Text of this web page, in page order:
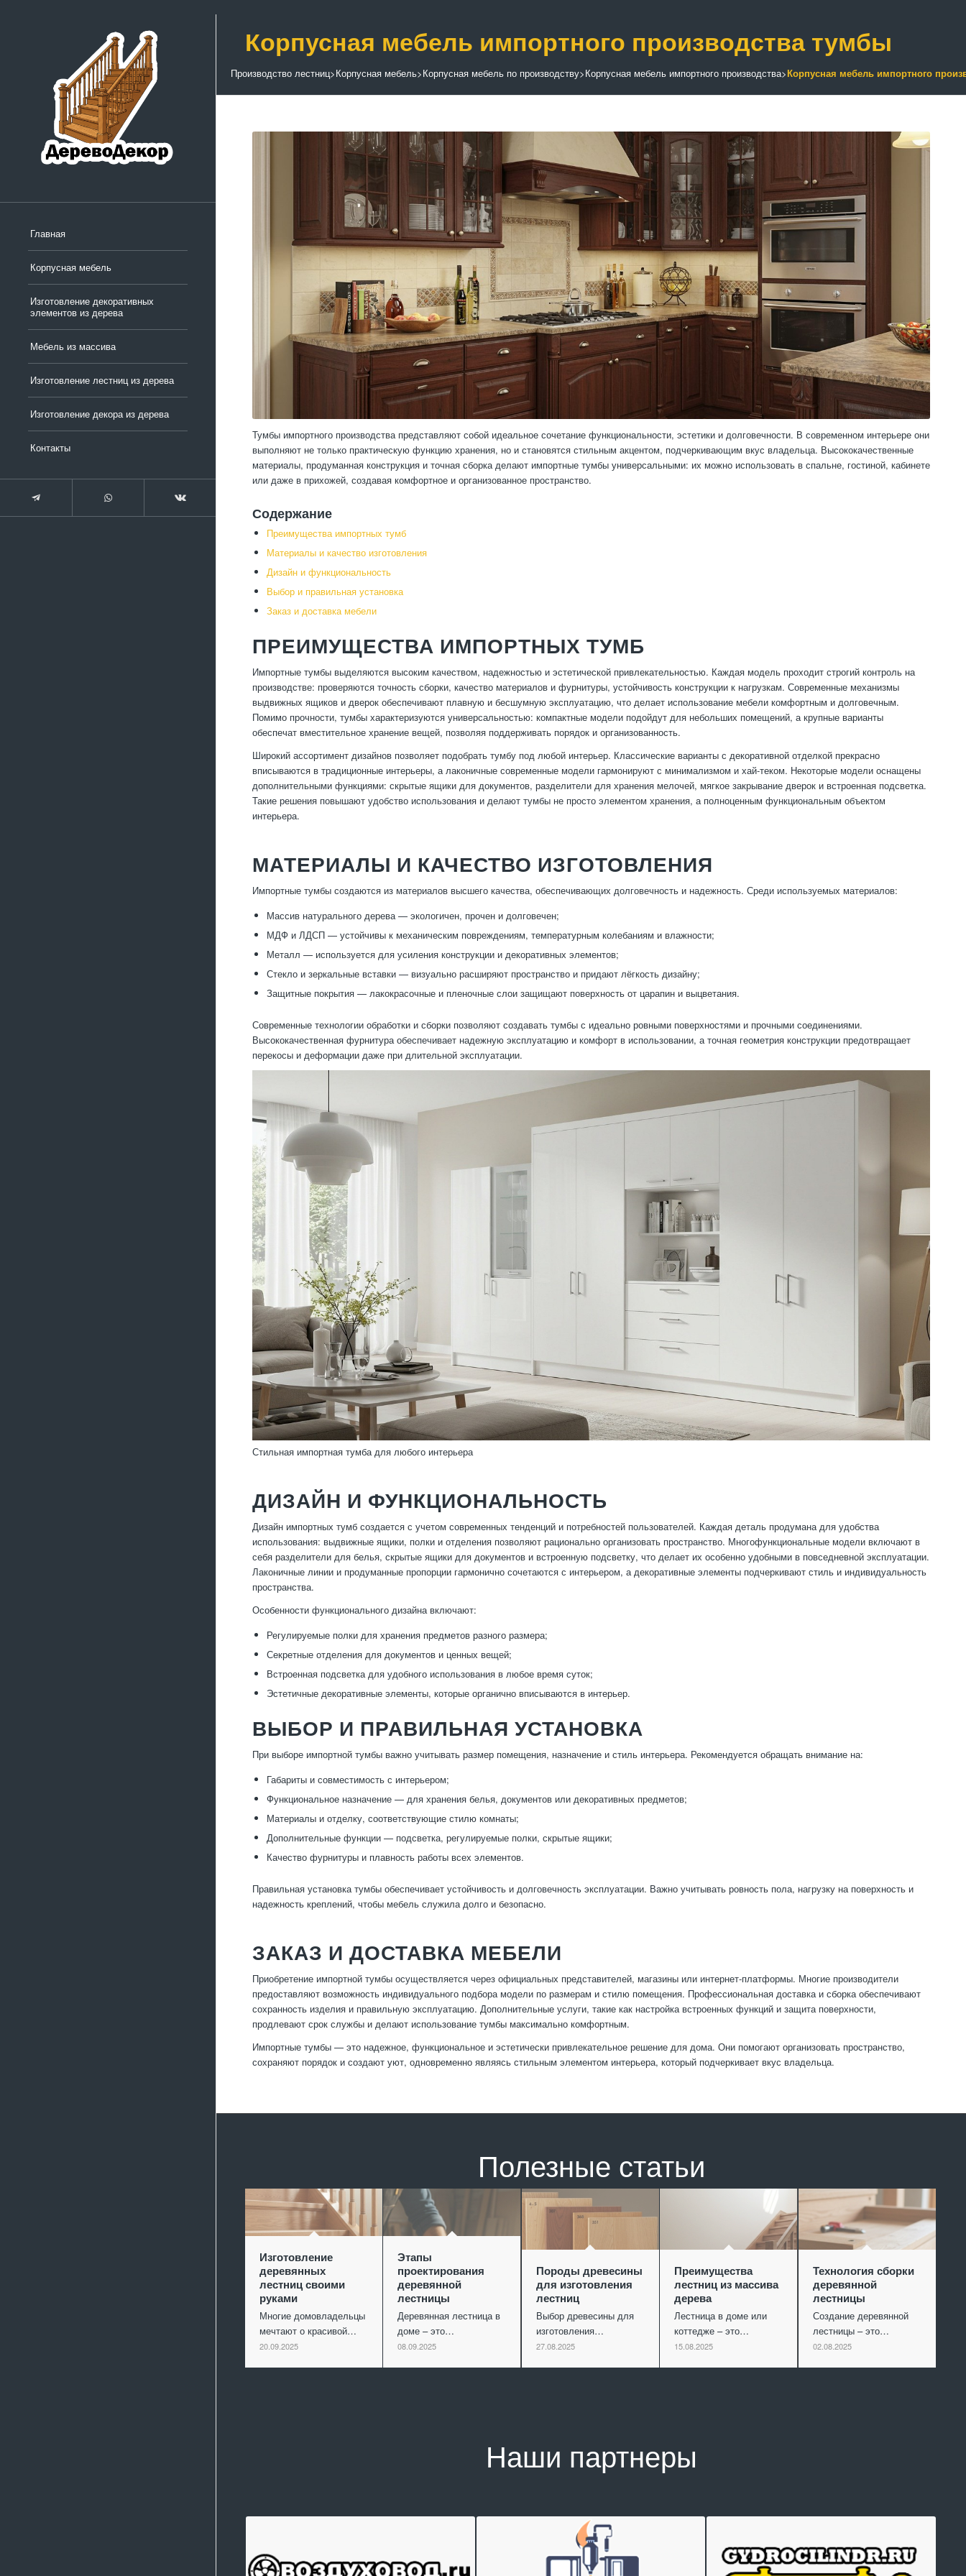
Главная
Корпусная мебель
Изготовление декоративных
элементов из дерева
Мебель из массива
Изготовление лестниц из дерева
Изготовление декора из дерева
Контакты
Корпусная мебель импортного производства тумбы
Производство лестниц>Корпусная мебель>Корпусная мебель по производству>Корпусная мебель импортного производства>Корпусная мебель импортного
Тумбы импортного производства представляют собой идеальное сочетание функциональности, эстетики и долговечности. В современном интерьере они
выполняют не только практическую функцию хранения, но и становятся стильным акцентом, подчеркивающим вкус владельца. Высококачественные
материалы, продуманная конструкция и точная сборка делают импортные тумбы универсальными: их можно использовать в спальне, гостиной, кабинете
или даже в прихожей, создавая комфортное и организованное пространство.
Содержание
Преимущества импортных тумб
Материалы и качество изготовления
Дизайн и функциональность
Выбор и правильная установка
Заказ и доставка мебели
ПРЕИМУЩЕСТВА ИМПОРТНЫХ ТУМБ
Импортные тумбы выделяются высоким качеством, надежностью и эстетической привлекательностью. Каждая модель проходит строгий контроль на
производстве: проверяются точность сборки, качество материалов и фурнитуры, устойчивость конструкции к нагрузкам. Современные механизмы
выдвижных ящиков и дверок обеспечивают плавную и бесшумную эксплуатацию, что делает использование мебели комфортным и долговечным.
Помимо прочности, тумбы характеризуются универсальностью: компактные модели подойдут для небольших помещений, а крупные варианты
обеспечат вместительное хранение вещей, позволяя поддерживать порядок и организованность.
Широкий ассортимент дизайнов позволяет подобрать тумбу под любой интерьер. Классические варианты с декоративной отделкой прекрасно
вписываются в традиционные интерьеры, а лаконичные современные модели гармонируют с минимализмом и хай-теком. Некоторые модели оснащены
дополнительными функциями: скрытые ящики для документов, разделители для хранения мелочей, мягкое закрывание дверок и встроенная подсветка.
Такие решения повышают удобство использования и делают тумбы не просто элементом хранения, а полноценным функциональным объектом
интерьера.
МАТЕРИАЛЫ И КАЧЕСТВО ИЗГОТОВЛЕНИЯ
Импортные тумбы создаются из материалов высшего качества, обеспечивающих долговечность и надежность. Среди используемых материалов:
Массив натурального дерева — экологичен, прочен и долговечен;
МДФ и ЛДСП — устойчивы к механическим повреждениям, температурным колебаниям и влажности;
Металл — используется для усиления конструкции и декоративных элементов;
Стекло и зеркальные вставки — визуально расширяют пространство и придают лёгкость дизайну;
Защитные покрытия — лакокрасочные и пленочные слои защищают поверхность от царапин и выцветания.
Современные технологии обработки и сборки позволяют создавать тумбы с идеально ровными поверхностями и прочными соединениями.
Высококачественная фурнитура обеспечивает надежную эксплуатацию и комфорт в использовании, а точная геометрия конструкции предотвращает
перекосы и деформации даже при длительной эксплуатации.
Стильная импортная тумба для любого интерьера
ДИЗАЙН И ФУНКЦИОНАЛЬНОСТЬ
Дизайн импортных тумб создается с учетом современных тенденций и потребностей пользователей. Каждая деталь продумана для удобства
использования: выдвижные ящики, полки и отделения позволяют рационально организовать пространство. Многофункциональные модели включают в
себя разделители для белья, скрытые ящики для документов и встроенную подсветку, что делает их особенно удобными в повседневной эксплуатации.
Лаконичные линии и продуманные пропорции гармонично сочетаются с интерьером, а декоративные элементы подчеркивают стиль и индивидуальность
пространства.
Особенности функционального дизайна включают:
Регулируемые полки для хранения предметов разного размера;
Секретные отделения для документов и ценных вещей;
Встроенная подсветка для удобного использования в любое время суток;
Эстетичные декоративные элементы, которые органично вписываются в интерьер.
ВЫБОР И ПРАВИЛЬНАЯ УСТАНОВКА
При выборе импортной тумбы важно учитывать размер помещения, назначение и стиль интерьера. Рекомендуется обращать внимание на:
Габариты и совместимость с интерьером;
Функциональное назначение — для хранения белья, документов или декоративных предметов;
Материалы и отделку, соответствующие стилю комнаты;
Дополнительные функции — подсветка, регулируемые полки, скрытые ящики;
Качество фурнитуры и плавность работы всех элементов.
Правильная установка тумбы обеспечивает устойчивость и долговечность эксплуатации. Важно учитывать ровность пола, нагрузку на поверхность и
надежность креплений, чтобы мебель служила долго и безопасно.
ЗАКАЗ И ДОСТАВКА МЕБЕЛИ
Приобретение импортной тумбы осуществляется через официальных представителей, магазины или интернет-платформы. Многие производители
предоставляют возможность индивидуального подбора модели по размерам и стилю помещения. Профессиональная доставка и сборка обеспечивают
сохранность изделия и правильную эксплуатацию. Дополнительные услуги, такие как настройка встроенных функций и защита поверхности,
продлевают срок службы и делают использование тумбы максимально комфортным.
Импортные тумбы — это надежное, функциональное и эстетически привлекательное решение для дома. Они помогают организовать пространство,
сохраняют порядок и создают уют, одновременно являясь стильным элементом интерьера, который подчеркивает вкус владельца.
Полезные статьи
Изготовление
деревянных
лестниц своими
руками
Многие домовладельцы
мечтают о красивой…
20.09.2025
Этапы
проектирования
деревянной
лестницы
Деревянная лестница в
доме – это…
08.09.2025
Породы древесины
для изготовления
лестниц
Выбор древесины для
изготовления…
27.08.2025
Преимущества
лестниц из массива
дерева
Лестница в доме или
коттедже – это…
15.08.2025
Технология сборки
деревянной
лестницы
Создание деревянной
лестницы – это…
02.08.2025
Наши партнеры